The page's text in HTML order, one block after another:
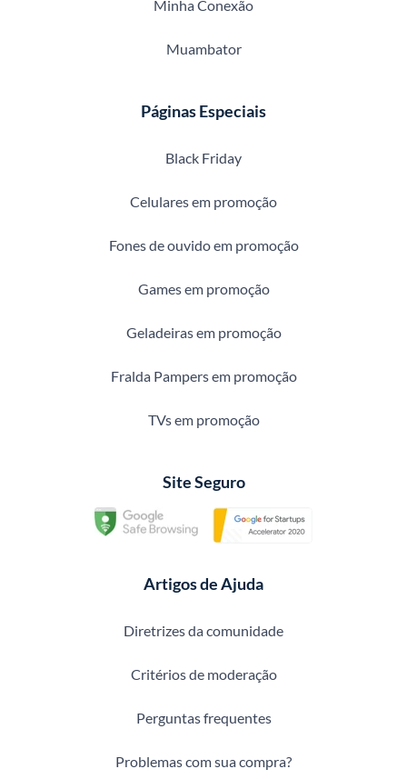
Minha Conexão
Muambator
Páginas Especiais
Black Friday
Celulares em promoção
Fones de ouvido em promoção
Games em promoção
Geladeiras em promoção
Fralda Pampers em promoção
TVs em promoção
Site Seguro
Artigos de Ajuda
Diretrizes da comunidade
Critérios de moderação
Perguntas frequentes
Problemas com sua compra?